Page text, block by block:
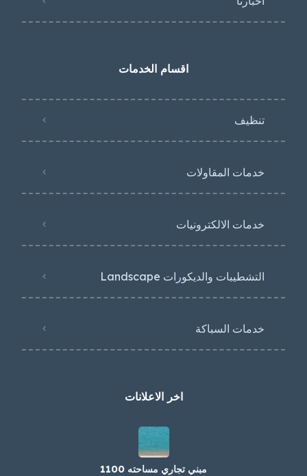
اقسام الخدمات
تنظيف
خدمات المقاولات
خدمات الالكترونيات
التشطيبات والديكورات Landscape
خدمات السباكة
اخر الاعلانات
مبني تجاري مساحته 1100